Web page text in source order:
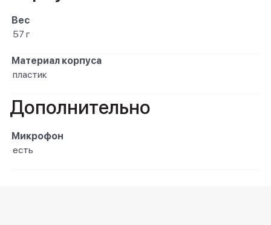
Вес
57 г
Материал корпуса
пластик
Дополнительно
Микрофон
есть